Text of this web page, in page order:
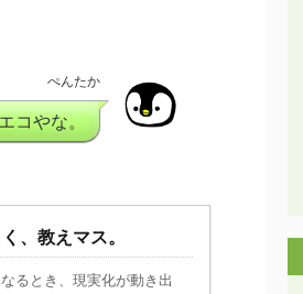
ぺんたか
コやな。
、教えマス。
るとき、現実化が動き出